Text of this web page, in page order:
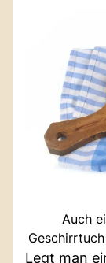
Auch
Legt man